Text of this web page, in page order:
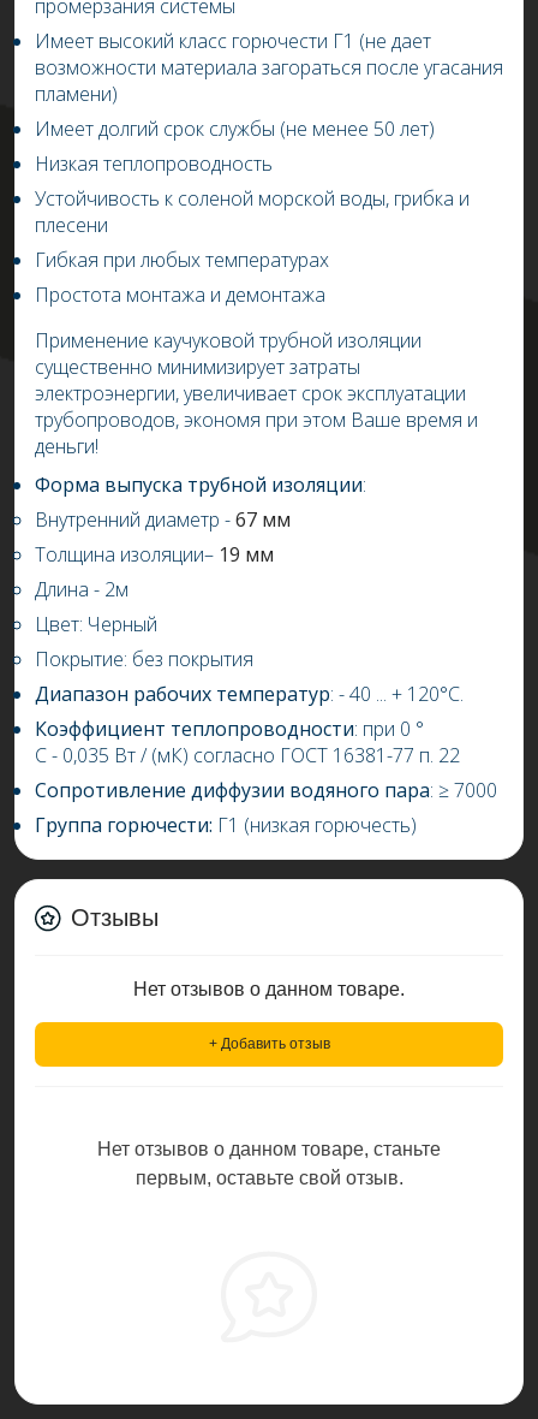
промерзания системы
Имеет высокий класс горючести Г1 (не дает
возможности материала загораться после угасания
пламени)
Имеет долгий срок службы (не менее 50 лет)
Низкая теплопроводность
Устойчивость к соленой морской воды, грибка и
плесени
Гибкая при любых температурах
Простота монтажа и демонтажа
Применение каучуковой трубной изоляции
существенно минимизирует затраты
электроэнергии, увеличивает срок эксплуатации
трубопроводов,экономя при этом Ваше время и
деньги!
Форма выпуска трубной изоляции:
Внутренний диаметр -67 мм
Толщина изоляции– 19 мм
Длина - 2м
Цвет: Черный
Покрытие: без покрытия
Диапазон рабочих температур: -40 ... + 120°С.
Коэффициент теплопроводности: при 0 °
С- 0,035 Вт / (мК) согласно ГОСТ 16381-77 п. 22
Сопротивление диффузии водяного пара: ≥7000
Группа горючести: Г1 (низкая горючесть)
Отзывы
Нет отзывов о данном товаре.
+ Добавить отзыв
Нет отзывов о данном товаре, станьте
первым, оставьте свой отзыв.